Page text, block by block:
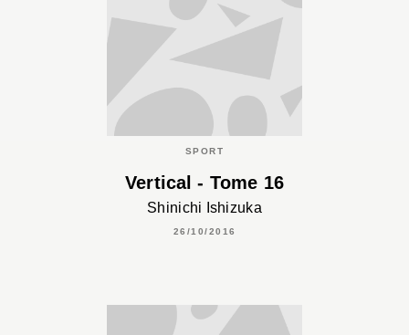
SPORT
Vertical - Tome 16
Shinichi Ishizuka
26/10/2016